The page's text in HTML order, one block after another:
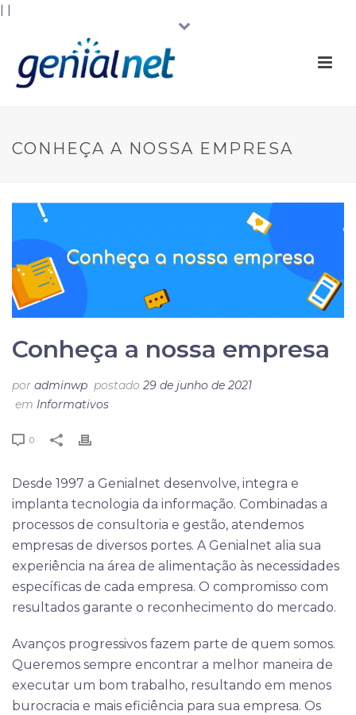
| |
CONHEÇA A NOSSA EMPRESA
Conheça a nossa empresa
por adminwp postado 29 de junho de 2021
em Informativos
0
Desde 1997 a Genialnet desenvolve, integra e
implanta tecnologia da informação. Combinadas a
processos de consultoria e gestão, atendemos
empresas de diversos portes. A Genialnet alia sua
experiência na área de alimentação às necessidades
específicas de cada empresa. O compromisso com
resultados garante o reconhecimento do mercado.
Avanços progressivos fazem parte de quem somos.
Queremos sempre encontrar a melhor maneira de
executar um bom trabalho, resultando em menos
burocracia e mais eficiência para sua empresa. Os